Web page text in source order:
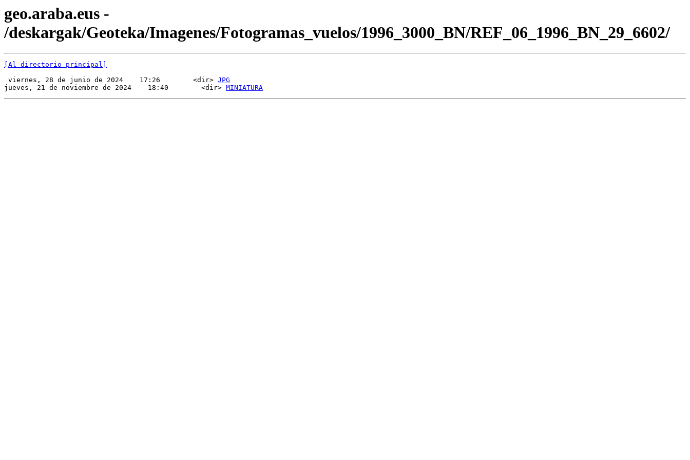
geo.araba.eus -
/deskargak/Geoteka/Imagenes/Fotogramas_vuelos/1996_3000_BN/REF_06_1996_BN_29_6602/
[Al directorio principal]
viernes, 28 de junio de 2024    17:26        <dir> JPG
jueves, 21 de noviembre de 2024    18:40        <dir> MINIATURA